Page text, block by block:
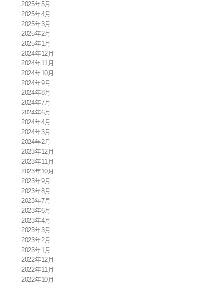
2025年5月
2025年4月
2025年3月
2025年2月
2025年1月
2024年12月
2024年11月
2024年10月
2024年9月
2024年8月
2024年7月
2024年6月
2024年4月
2024年3月
2024年2月
2023年12月
2023年11月
2023年10月
2023年9月
2023年8月
2023年7月
2023年6月
2023年4月
2023年3月
2023年2月
2023年1月
2022年12月
2022年11月
2022年10月